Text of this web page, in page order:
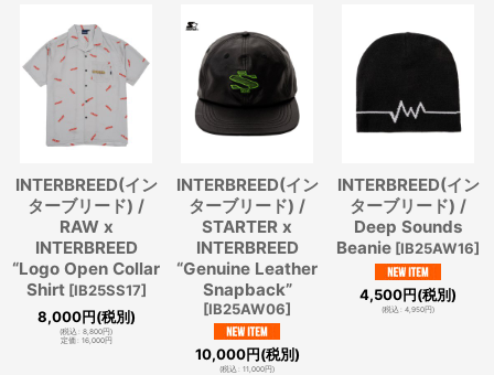
INTERBREED(イン
ターブリード) /
RAW x
INTERBREED
“Logo Open Collar
Shirt [IB25SS17]
8,000円(税別)
(税込: 8,800円)
定価 : 16,000円
INTERBREED(イン
ターブリード) /
STARTER x
INTERBREED
“Genuine Leather
Snapback”
[IB25AW06]
10,000円(税別)
(税込: 11,000円)
INTERBREED(イン
ターブリード) /
Deep Sounds
Beanie [IB25AW16]
4,500円(税別)
(税込: 4,950円)